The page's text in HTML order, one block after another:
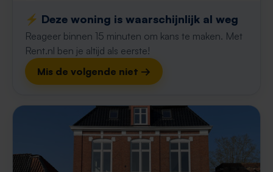
⚡️ Deze woning is waarschijnlijk al weg
Reageer binnen 15 minuten om kans te maken. Met
Rent.nl ben je altijd als eerste!
Mis de volgende niet →